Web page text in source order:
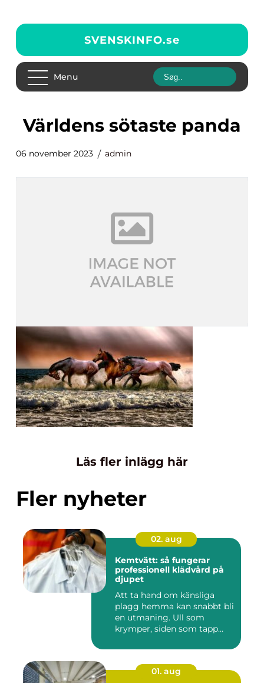
SVENSKINFO.se
Menu
världens sötaste panda
06 november 2023 admin
Läs fler inlägg här
Fler nyheter
02. aug
Kemtvätt: så fungerar
professionell klädvård på
djupet
Att ta hand om känsliga
plagg hemma kan snabbt bli
en utmaning. Ull som
krymper, siden som tapp...
01. aug